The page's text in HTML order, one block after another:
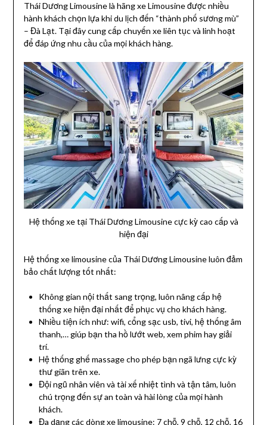
Thái Dương Limousine là hãng xe Limousine được nhiều
hành khách chọn lựa khi du lịch đến “thành phố sương mù”
– Đà Lạt. Tại đây cung cấp chuyến xe liên tục và linh hoạt
để đáp ứng nhu cầu của mọi khách hàng.
Hệ thống xe tại Thái Dương Limousine cực kỳ cao cấp và
hiện đại
Hệ thống xe limousine của Thái Dương Limousine luôn đảm
bảo chất lượng tốt nhất:
Không gian nội thất sang trọng, luôn nâng cấp hệ
thống xe hiện đại nhất để phục vụ cho khách hàng.
Nhiều tiện ích như: wifi, cổng sạc usb, tivi, hệ thống âm
thanh,… giúp bạn tha hồ lướt web, xem phim hay giải
trí.
Hệ thống ghế massage cho phép bạn ngã lưng cực kỳ
thư giãn trên xe.
Đội ngũ nhân viên và tài xế nhiệt tình và tận tâm, luôn
chú trọng đến sự an toàn và hài lòng của mọi hành
khách.
Đa dạng các dòng xe limousine: 7 chỗ, 9 chỗ, 12 chỗ, 16